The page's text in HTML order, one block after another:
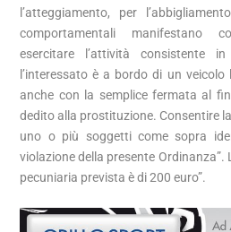
l’atteggiamento, per
comportamentali manifestano
esercitare l’attività consistente
l’interessato è a bordo di un
anche con la semplice fermata al
dedito alla prostituzione. Consentire
uno o più soggetti come sopra
violazione della presente
pecuniaria prevista è di 200 euro”.